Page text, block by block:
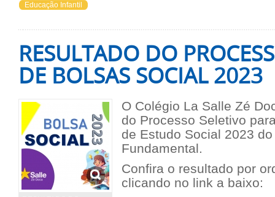
Educação Infantil
RESULTADO DO
DE BOLSAS SOCIAL 2023
O Colégio La Salle Zé
do Processo Seletivo
de Estudo Social 2023
Fundamental.
Confira o resultado por
clicando no link a baixo: